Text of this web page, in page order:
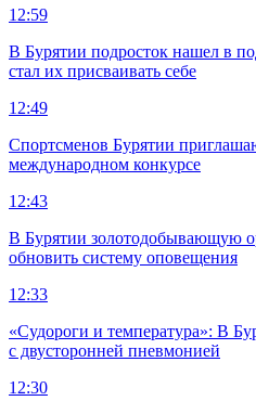
12:59
В Бурятии подросток нашел в
стал их присваивать себе
12:49
Спортсменов Бурятии
международном конкурсе
12:43
В Бурятии золотодобывающую
обновить систему оповещения
12:33
«Судороги и температура»: В
с двусторонней пневмонией
12:30